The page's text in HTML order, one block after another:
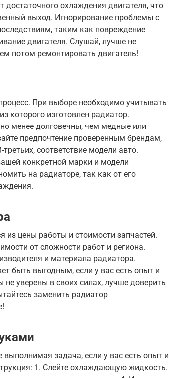
достаточного охлаждения двигателя, что
выход. Игнорирование проблемы с
таким как повреждение
двигателя. Слушай, лучше не
потом ремонтировать двигатель!
При выборе необходимо учитывать
которого изготовлен радиатор.
менее долговечны, чем медные или
предпочтение проверенным брендам,
соответствие модели авто.
конкретной марки и модели
на радиаторе, так как от его
из цены работы и стоимости запчастей.
от сложности работ и региона.
и материала радиатора.
быть выгодным, если у вас есть опыт и
уверены в своих силах, лучше доверить
заменить радиатор
задача, если у вас есть опыт и
1. Слейте охлаждающую жидкость.